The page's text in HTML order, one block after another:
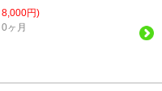
円)
ヶ月